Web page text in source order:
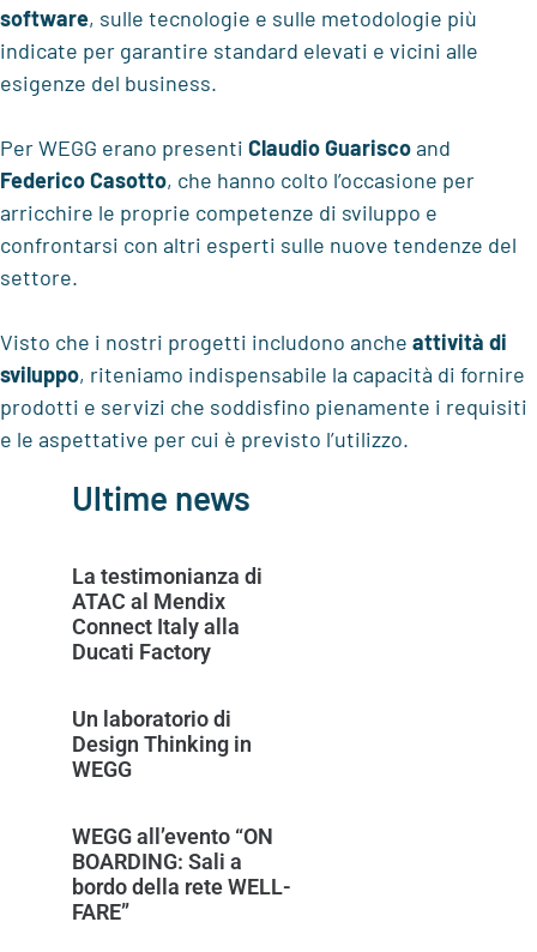
software, sulle tecnologie e sulle metodologie più
indicate per garantire standard elevati e vicini alle
esigenze del business.
Per WEGG erano presenti Claudio Guariscoand
Federico Casotto, che hanno colto l’occasione per
arricchire le proprie competenze di sviluppo e
confrontarsi con altri esperti sulle nuove tendenze del
settore.
Visto che i nostri progetti includono anche attività di
sviluppo, riteniamo indispensabile la capacità di fornire
prodotti e servizi che soddisfino pienamente i requisiti
e le aspettative per cui è previsto l’utilizzo.
Ultime news
La testimonianza di
ATAC al Mendix
Connect Italy alla
Ducati Factory
Un laboratorio di
Design Thinking in
WEGG
WEGG all’evento “ON
BOARDING: Sali a
bordo della rete WELL-
FARE”